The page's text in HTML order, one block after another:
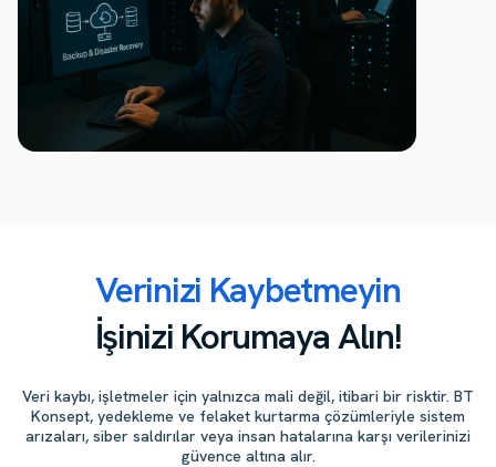
Verinizi Kaybetmeyin
İşinizi Korumaya Alın!
Veri kaybı, işletmeler için yalnızca mali değil, itibari bir risktir. BT
Konsept, yedekleme ve felaket kurtarma çözümleriyle sistem
arızaları, siber saldırılar veya insan hatalarına karşı verilerinizi
güvence altına alır.